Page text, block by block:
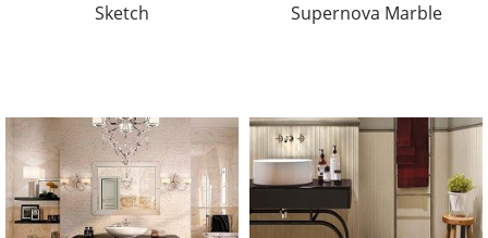
Sketch Supernova Marble